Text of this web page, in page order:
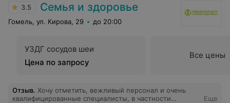
3.5 Семья и здоровье
Гомель, ул. Кирова, 29 до 20:00
УЗДГ сосудов шеи
Цена по запросу
Все цены
Отзыв. Хочу отметить, вежливый персонал и очень
квалифицированные специалисты, в частности
Еще